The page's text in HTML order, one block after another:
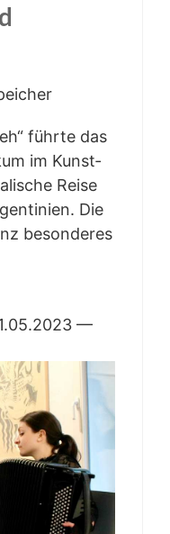
führ­te das
im Kunst­
Rei­se
Die
beson­de­res
—